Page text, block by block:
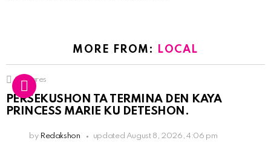
MORE FROM: LOCAL
9 Shares
PERSEKUSHON TA TERMINA DEN KAYA
PRINCESS MARIE KU DETESHON.
by Redakshon updated August 8, 2026, 4:06 pm